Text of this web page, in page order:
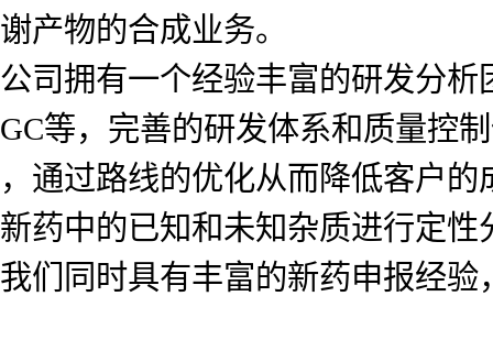
谢产物的合成业务。
公司拥有一个经验丰富的研发分
GC等，完善的研发体系和质量控
，通过路线的优化从而降低客户
新药中的已知和未知杂质进行定性
我们同时具有丰富的新药申报经